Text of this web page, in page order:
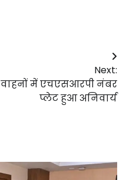
Next:
वाहनों में एचएसआरपी नंबर
प्लेट हुआ अनिवार्य